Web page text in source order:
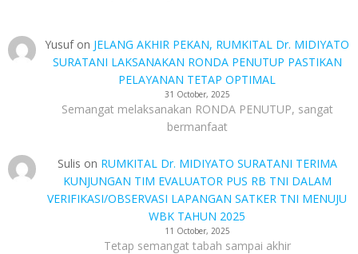
Yusufon JELANG AKHIR PEKAN, RUMKITAL Dr. MIDIYATO
SURATANI LAKSANAKAN RONDA PENUTUP PASTIKAN
PELAYANAN TETAP OPTIMAL
31 October, 2025
Semangat melaksanakan RONDA PENUTUP, sangat
bermanfaat
Sulis on RUMKITAL Dr. MIDIYATO SURATANI TERIMA
KUNJUNGAN TIM EVALUATOR PUS RB TNI DALAM
VERIFIKASI/OBSERVASI LAPANGAN SATKER TNI MENUJU
WBK TAHUN 2025
11 October, 2025
Tetap semangat tabah sampai akhir